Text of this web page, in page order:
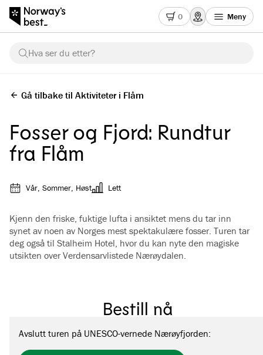
0 Meny
Hva ser du etter?
Gå tilbake til Aktiviteter i Flåm
Fosser og Fjord: Rundtur
fra Flåm
Vår, Sommer, Høst Lett
Kjenn den friske, fuktige lufta i ansiktet mens du tar inn
synet av noen av Norges mest spektakulære fosser. Turen tar
deg også til Stalheim Hotel, hvor du kan nyte den magiske
utsikten over Verdensarvlistede Nærøydalen.
Se alle bilder
Bestill nå
Avslutt turen på UNESCO-vernede Nærøyfjorden: